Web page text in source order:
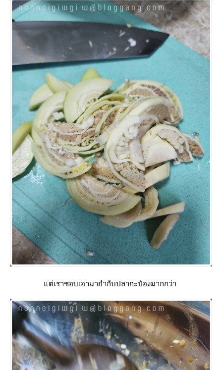
ต่เราชอบเอามายำกับปลากะป๋องมากกว่า